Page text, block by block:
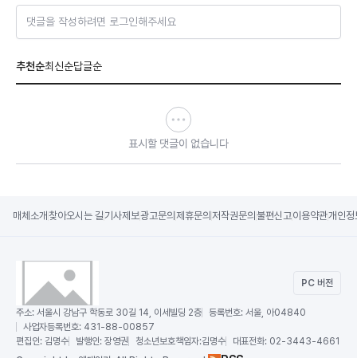
댓글을 작성하려면 로그인해주세요
추천순최신순답글순
표시할 댓글이 없습니다
매체소개 찾아오시는 길기사제보광고문의 제휴문의 저작권문의 불편신고이용약관개인정
PC 버전
주소: 서울시 강남구 학동로 30길 14, 이세빌딩 2층 등록번호: 서울, 아04840
사업자등록번호: 431-88-00857
편집인: 김명수 발행인: 장영권 청소년보호책임자:김명수 대표전화: 02-3443-4661